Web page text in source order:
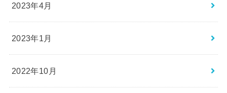
2023年4月
2023年1月
2022年10月